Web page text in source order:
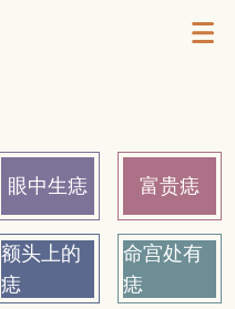
眼中生痣 富贵痣
额头上的
痣
命宫处有
痣